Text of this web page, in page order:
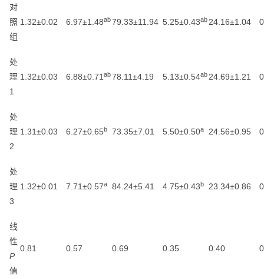
对
照
组
1.32±0.02 6.97±1.48ab79.33±11.94 5.25±0.43ab24.16±1.04
处
理
1
1.32±0.03 6.88±0.71ab78.11±4.19 5.13±0.54ab24.69±1.21
处
理
2
1.31±0.03 6.27±0.65b 73.35±7.01 5.50±0.50a 24.56±0.95
处
理
3
1.32±0.01 7.71±0.57a 84.24±5.41 4.75±0.43b 23.34±0.86
线
性
P
值
0.81 0.57 0.69 0.35 0.40